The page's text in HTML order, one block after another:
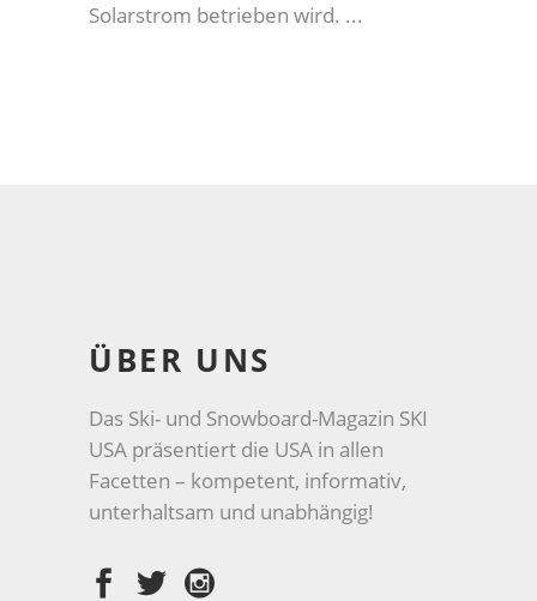
Solarstrom betrieben wird.
ÜBER UNS
Das Ski- und Snowboard-Magazin SKI
USA präsentiert die USA in allen
Facetten – kompetent, informativ,
unterhaltsam und unabhängig!